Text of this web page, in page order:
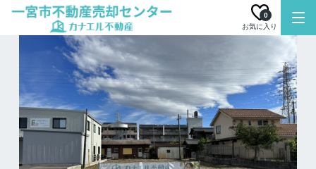
お気に入り
0